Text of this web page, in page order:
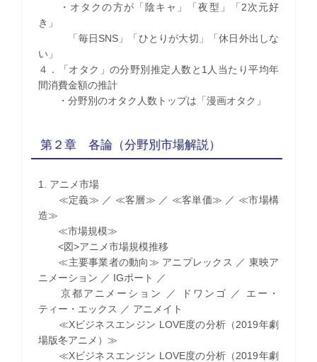
・オタクの方が「陰キャ」「夜型」「2次元好
き」
「毎日SNS」「ひとりが大切」「休日外出しな
い」
４．「オタク」の分野別推定人数と1人当たり平均年
間消費金額の推計
・分野別のオタク人数トップは「漫画オタク」
第２章 各論（分野別市場解説）
1. アニメ市場
≪定義≫ ／ ≪客層≫ ／ ≪客単価≫ ／ ≪市場構
造≫
≪市場規模≫
<図>アニメ市場規模推移
≪主要事業者の動向≫ アニプレックス ／ 東映ア
ニメーション ／ IGポート ／
京都アニメーション ／ ドワンゴ ／ エー・
ティー・エックス ／ アニメイト
≪Xビジネスエンジン LOVE度の分析（2019年劇
場版冬アニメ）≫
≪Xビジネスエンジン LOVE度の分析（2019年劇